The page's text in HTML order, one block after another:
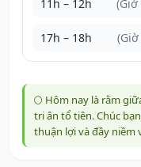
11h – 12h (Giờ
17h – 18h
🌕 Hôm nay là rằm
tri ân tổ tiên. Chúc
thuận lợi và đầy niềm